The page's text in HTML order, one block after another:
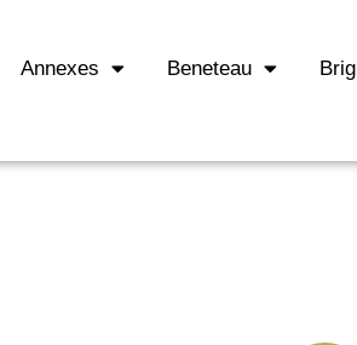
Annexes Beneteau Brig